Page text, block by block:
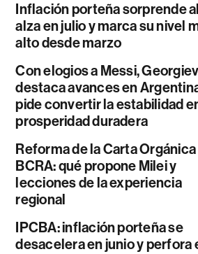
Inflación porteña sorprende al
alza en julio y marca su nivel
alto desde marzo
Con elogios a Messi,
destaca avances en
pide convertir la estabilidad
prosperidad duradera
Reforma de la Carta
BCRA: qué propone Milei y
lecciones de la experiencia
regional
IPCBA: inflación porteña se
desacelera en junio y perfora